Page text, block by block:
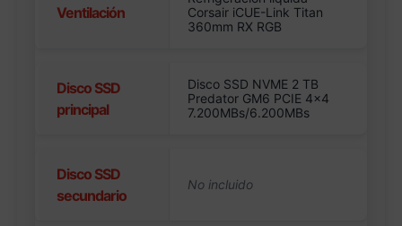
Ventilación
Corsair iCUE-Link Titan
360mm RX RGB
Disco SSD
principal
Disco SSD NVME 2 TB
Predator GM6 PCIE 4×4
7.200MBs/6.200MBs
Disco SSD
secundario